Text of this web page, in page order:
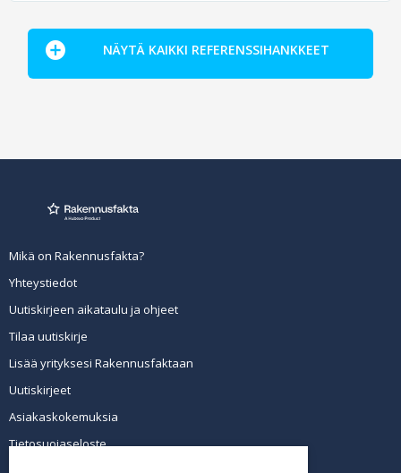
NÄYTÄ KAIKKI REFERENSSIHANKKEET
Mikä on Rakennusfakta?
Yhteystiedot
Uutiskirjeen aikataulu ja ohjeet
Tilaa uutiskirje
Lisää yrityksesi Rakennusfaktaan
Uutiskirjeet
Asiakaskokemuksia
Tietosuojaseloste